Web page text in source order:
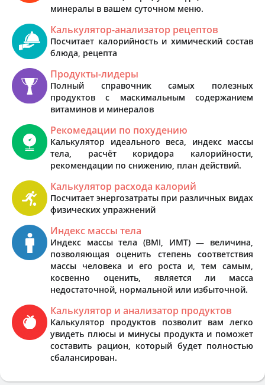
минералы в вашем суточном меню.
Калькулятор-анализатор рецептов
Посчитает калорийность и химический состав
блюда, рецепта
Продукты-лидеры
Полный справочник самых полезных
продуктов с маскимальным содержанием
витаминов и минералов
Рекомедации по похудению
Калькулятор идеального веса, индекс массы
тела, расчёт коридора калорийности,
рекомендации по снижению, план действий.
Калькулятор расхода калорий
Посчитает энергозатраты при различных видах
физических упражнений
Индекс массы тела
Индекс массы тела (BMI, ИМТ) — величина,
позволяющая оценить степень соответствия
массы человека и его роста и, тем самым,
косвенно оценить, является ли масса
недостаточной, нормальной или избыточной.
Калькулятор и анализатор продуктов
Калькулятор продуктов позволит вам легко
увидеть плюсы и минусы продукта и поможет
составить рацион, который будет полностью
сбалансирован.